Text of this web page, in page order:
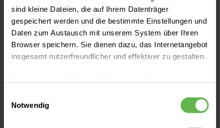
sind kleine Dateien, die auf Ihrem Datenträger
gespeichert werden und die bestimmte Einstellungen und
Daten zum Austausch mit unserem System über Ihren
Browser speichern. Sie dienen dazu, das Internetangebot
insgesamt nutzerfreundlicher und effektiver zu gestalten.
eingesetzt werden.
Notwendig
Z.B. bei Arthrose-Erkrankungen mit
knorpelaufbauenden Präparaten.
Sklerosierung